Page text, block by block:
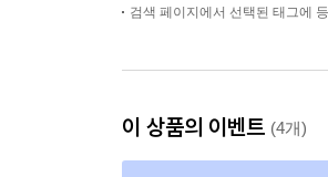
검색 페이지에서 선택된 태그에
이 상품의 이벤트 (4개)